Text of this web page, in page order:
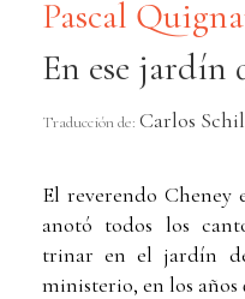
Pascal
En ese jardín
Traducción de: Carlos
El reverendo Cheney
anotó todos los
trinar en el jardín
ministerio, en los años